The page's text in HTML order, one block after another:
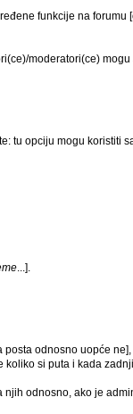
funkcije na forumu
moderatori(ce) mogu
tu opciju mogu koristiti
...].
odnosno uopće
si puta i kada
odnosno, ako je